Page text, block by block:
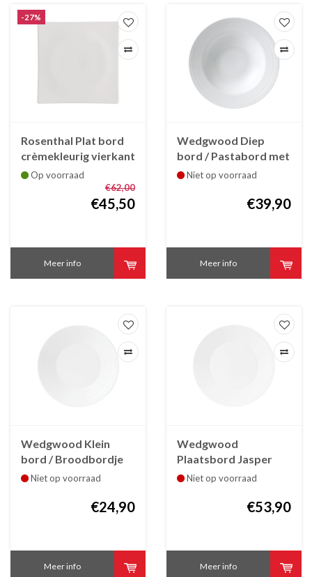
-27%
Rosenthal Plat bord
crèmekleurig vierkant
Jade 27 cm, porselein
Op voorraad
€62,00
€45,50
Meer info
Wedgwood Diep
bord / Pastabord met
rand Jasper Conran
Niet op voorraad
€39,90
Meer info
Wedgwood Klein
bord / Broodbordje
Jasper Conran Strata
Niet op voorraad
€24,90
Meer info
Wedgwood
Plaatsbord Jasper
Conran Strata 33 cm
Niet op voorraad
€53,90
Meer info